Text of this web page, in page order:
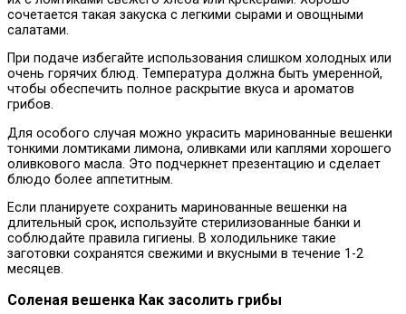
сочетается такая закуска с легкими сырами и овощными
салатами.
При подаче избегайте использования слишком холодных или
очень горячих блюд. Температура должна быть умеренной,
чтобы обеспечить полное раскрытие вкуса и ароматов
грибов.
Для особого случая можно украсить маринованные вешенки
тонкими ломтиками лимона, оливками или каплями хорошего
оливкового масла. Это подчеркнет презентацию и сделает
блюдо более аппетитным.
Если планируете сохранить маринованные вешенки на
длительный срок, используйте стерилизованные банки и
соблюдайте правила гигиены. В холодильнике такие
заготовки сохранятся свежими и вкусными в течение 1-2
месяцев.
Соленая вешенка Как засолить грибы